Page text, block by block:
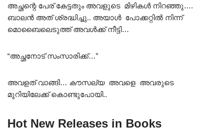
അച്ഛന്റെ പേര് കേട്ടതും അവളുടെ മിഴികൾ നിറഞ്ഞു….
ബാലൻ അത് ശ്രദ്ധിച്ചു.. അയാൾ പോക്കറ്റിൽ നിന്ന്
മൊബൈലെടുത്ത് അവൾക്ക് നീട്ടി…
“അച്ഛനോട് സംസാരിക്ക്…”
അവളത് വാങ്ങി… കൗസല്യ അവളെ അവരുടെ
മുറിയിലേക്ക് കൊണ്ടുപോയി..
Hot New Releases in Books